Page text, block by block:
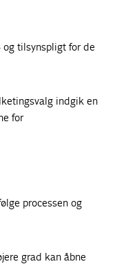
tilsynspligt for de
indgik en
for
processen og
grad kan åbne